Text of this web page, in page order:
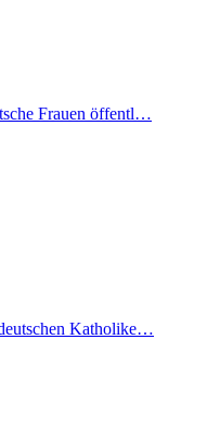
Frauen öffentl…
Katholike…